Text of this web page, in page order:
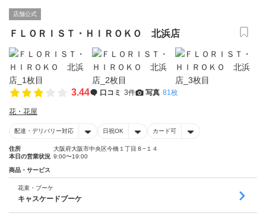
店舗公式
ＦＬＯＲＩＳＴ・ＨＩＲＯＫＯ 北浜店
3.44 口コミ 3件 写真 81枚
花・花屋
配達・デリバリー対応 日祝OK カード可
住所
大阪府大阪市中央区今橋１丁目８−１４
本日の営業状況 9:00〜19:00
商品・サービス
花束・ブーケ
キャスケードブーケ